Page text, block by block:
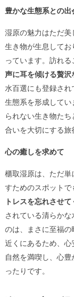
豊かな生態系との出
湿原の魅力はただ
生き物が生息して
っています。訪れる
声に耳を傾ける贅沢
水百選にも登録さ
生態系を形成して
られない生き物た
合いを大切にする旅
心の癒しを求めて
櫃取湿原は、ただ
すためのスポットで
トレスを忘れさせて
されている清らか
のは、まさに至福
近くにあるため、心
自然を満喫し、心
ったりです。